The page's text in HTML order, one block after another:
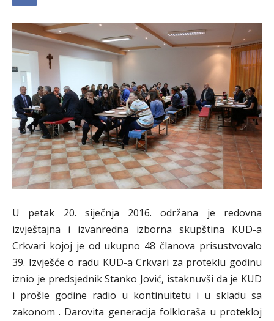
U petak 20. siječnja 2016. održana je redovna
izvještajna i izvanredna izborna skupština KUD-a
Crkvari kojoj je od ukupno 48 članova prisustvovalo
39. Izvješće o radu KUD-a Crkvari za proteklu godinu
iznio je predsjednik Stanko Jović, istaknuvši da je KUD
i prošle godine radio u kontinuitetu i u skladu sa
zakonom . Darovita generacija folkloraša u protekloj